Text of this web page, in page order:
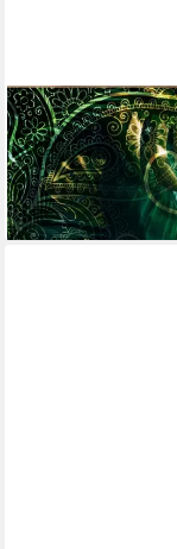
KUNSTLOFT
Vliestapete
Design Tapete
ab 54,00 €
lieferbar - in 6-7